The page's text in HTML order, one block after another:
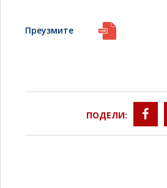
Преузмите
ПОДЕЛИ: